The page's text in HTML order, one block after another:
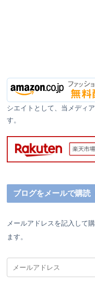
シエイトとして、当メディ
す。
ブログをメールで購読
メールアドレスを記入して
ます。